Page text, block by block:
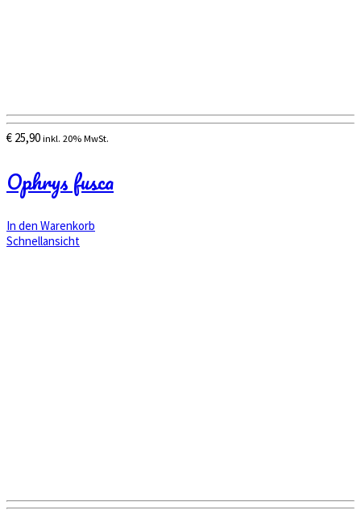
€ 25,90 inkl. 20% MwSt.
Ophrys fusca
In den Warenkorb
Schnellansicht